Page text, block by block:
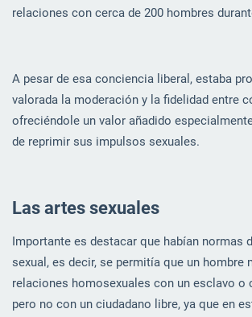
relaciones con cerca de 200 hombres
A pesar de esa conciencia liberal, estaba
valorada la moderación y la fidelidad entre
ofreciéndole un valor añadido
de reprimir sus impulsos sexuales.
Las artes sexuales
Importante es destacar que habían normas
sexual, es decir, se permitía que un hombre
relaciones homosexuales con un esclavo o
pero no con un ciudadano libre, ya que en